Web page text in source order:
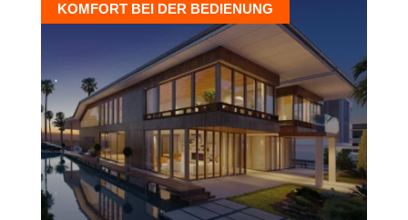
KOMFORT BEI DER BEDIENUNG